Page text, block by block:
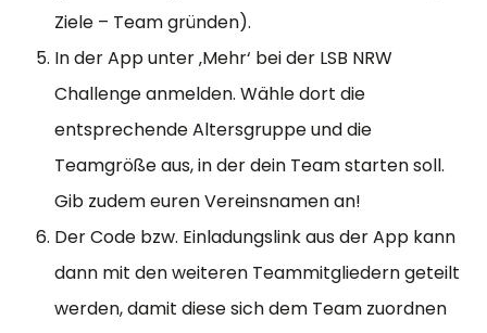
Ziele – Team gründen).
In der App unter ‚Mehr‘ bei der LSB NRW
Challenge anmelden. Wähle dort die
entsprechende Altersgruppe und die
Teamgröße aus, in der dein Team starten soll.
Gib zudem euren Vereinsnamen an!
Der Code bzw. Einladungslink aus der App kann
dann mit den weiteren Teammitgliedern geteilt
werden, damit diese sich dem Team zuordnen